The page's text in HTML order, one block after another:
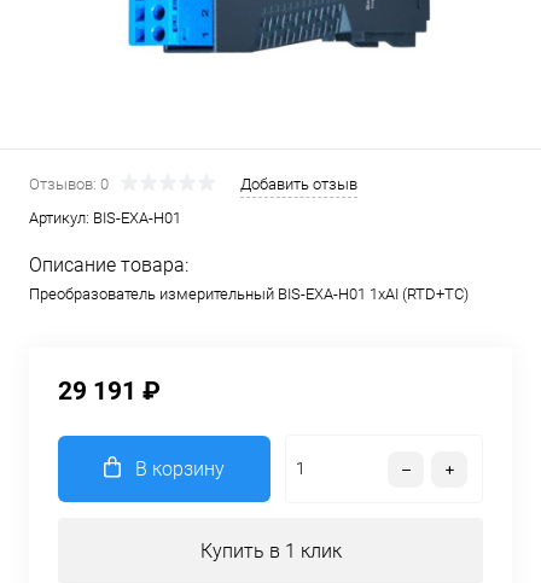
Отзывов: 0
Добавить отзыв
Артикул: BIS-EXA-H01
Описание товара:
Преобразователь измерительный BIS-EXA-H01 1хAI (RTD+TC)
29 191 ₽
В корзину
Купить в 1 клик